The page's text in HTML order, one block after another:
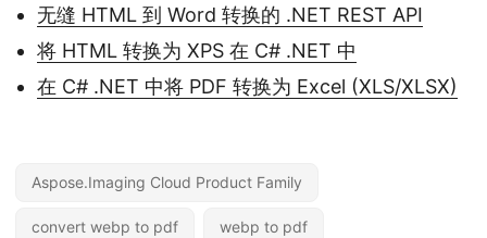
无缝 HTML 到 Word 转换的 .NET REST API
将 HTML 转换为 XPS 在 C# .NET 中
在 C# .NET 中将 PDF 转换为 Excel (XLS/XLSX)
Aspose.Imaging Cloud Product Family
convert webp to pdf webp to pdf